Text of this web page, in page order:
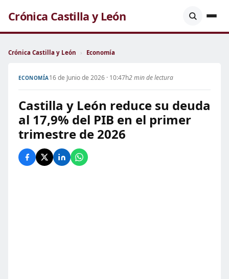
Crónica Castilla y León
Crónica Castilla y León › Economía
ECONOMÍA16 de Junio de 2026 · 10:47h2 min de lectura
Castilla y León reduce su deuda
al 17,9% del PIB en el primer
trimestre de 2026